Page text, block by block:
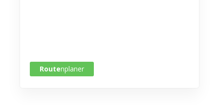
Routenplaner